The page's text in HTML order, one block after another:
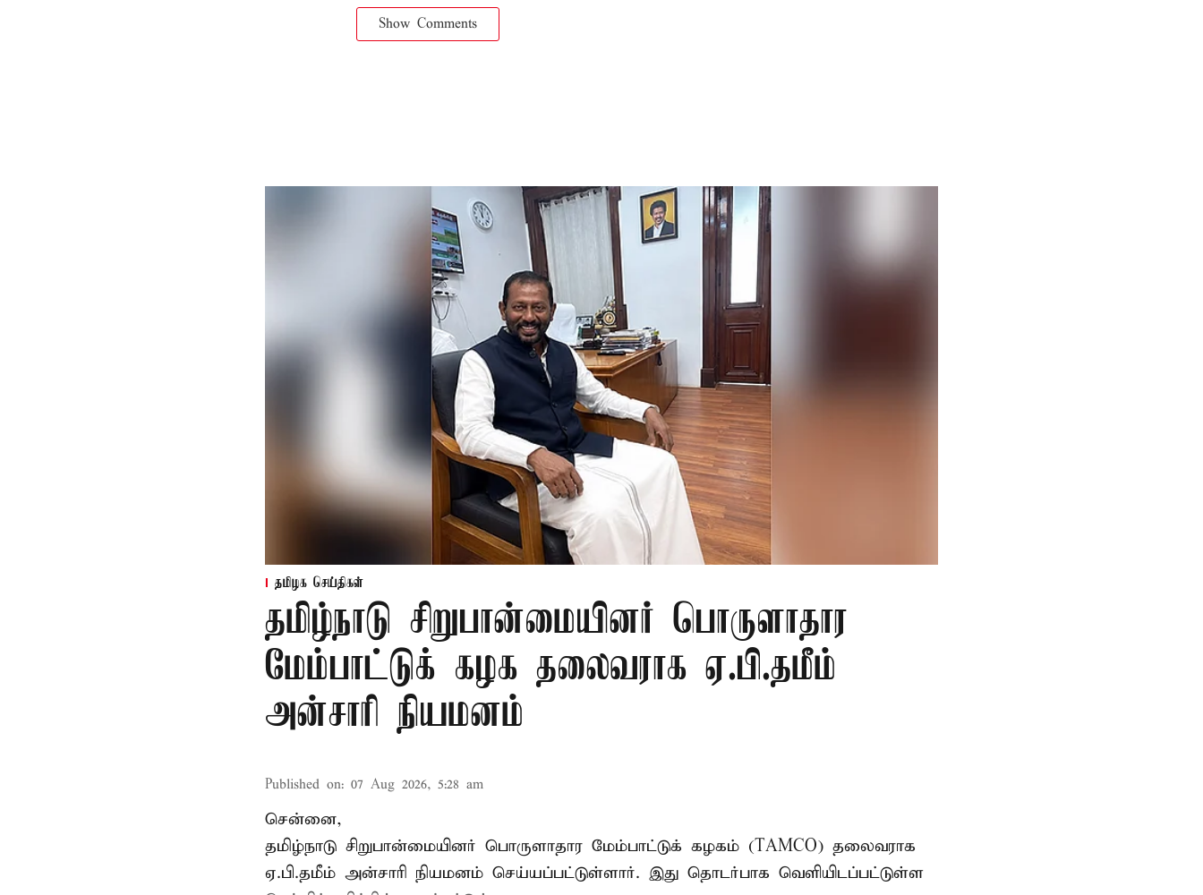
Show Comments
தமிழக செய்திகள்
தமிழ்நாடு சிறுபான்மையினர் பொருளாதார
மேம்பாட்டுக் கழக தலைவராக ஏ.பி.தமீம்
அன்சாரி நியமனம்
Published on: 07 Aug 2026, 5:28 am
சென்னை,
தமிழ்நாடு சிறுபான்மையினர் பொருளாதார மேம்பாட்டுக் கழகம் (TAMCO) தலைவராக
ஏ.பி.தமீம் அன்சாரி நியமனம் செய்யப்பட்டுள்ளார். இது தொடர்பாக வெளியிடப்பட்டுள்ள